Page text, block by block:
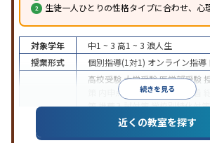
生徒一人ひとりの性格タイプに合わせ、心
続きを見る
対象学年 中1 ~ 3 高1 ~ 3 浪人生
授業形式
個別指導(1対1) オンライン指導
高校受験大学受験医学部受験
内申点対策学習習慣の定着
策推薦入試対策学校別特化対策
共通テスト対策英検(英語
近くの教室を探す